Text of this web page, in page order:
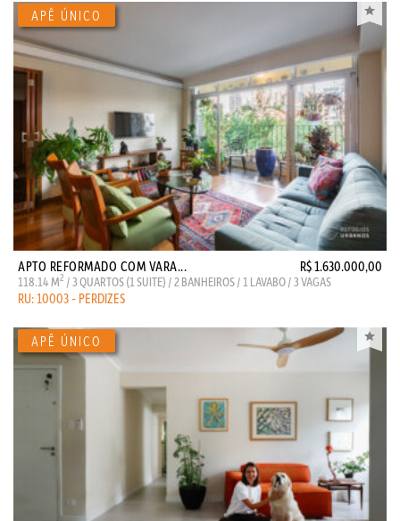
APTO REFORMADO COM VARA... R$ 1.630.000,00
118.14 M2 / 3 QUARTOS (1 SUITE) / 2 BANHEIROS / 1 LAVABO / 3 VAGAS
RU: 10003 - PERDIZES